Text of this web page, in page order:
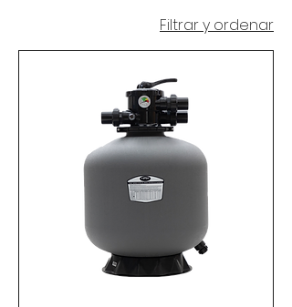
Filtrar y ordenar